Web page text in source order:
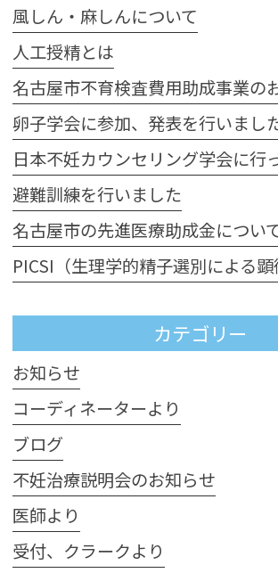
風しん・麻しんについて
人工授精とは
名古屋市不育検査費用助成事業の
卵子学会に参加、発表を行いました
日本不妊カウンセリング学会に行
避難訓練を行いました
名古屋市の先進医療助成金につい
カテゴリー
お知らせ
コーディネーターより
ブログ
不妊治療説明会のお知らせ
医師より
受付、クラークより